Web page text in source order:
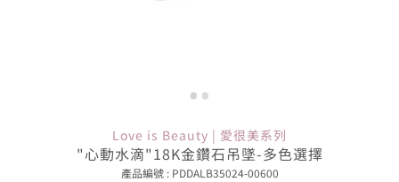
Love is Beauty | 愛很美系列
"心動水滴"18K金鑽石吊墜-多色選擇
產品編號 : PDDALB35024-00600